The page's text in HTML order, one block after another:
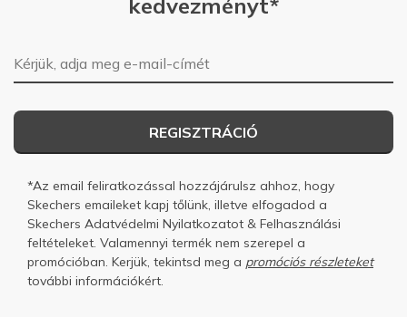
kedvezményt*
E-mail-cím
REGISZTRÁCIÓ
*Az email feliratkozással hozzájárulsz ahhoz, hogy
Skechers emaileket kapj tőlünk, illetve elfogadod a
Skechers Adatvédelmi Nyilatkozatot & Felhasználási
feltételeket. Valamennyi termék nem szerepel a
promócióban. Kerjük, tekintsd meg a promóciós részleteket
további információkért.